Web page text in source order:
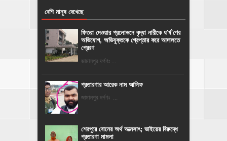
বেশি মানুষ দেখেছে
ফিতরা দেওয়ার প্রলোভনে বৃদ্ধা নারীকে ধ'র্ষ'ণের
অভিযোগ, অভিযুক্তকে গ্রেপ্তার করে আদালতে
প্রেরণ
জামালপুর দর্পণঃ ...
প্রতারণার আরেক নাম আলিফ
জামালপুর দর্পণঃ ...
শেরপুরে বোনের অর্থ আত্মসাৎ; ভাইয়ের বিরুদ্ধে
প্রতারণা মামলা